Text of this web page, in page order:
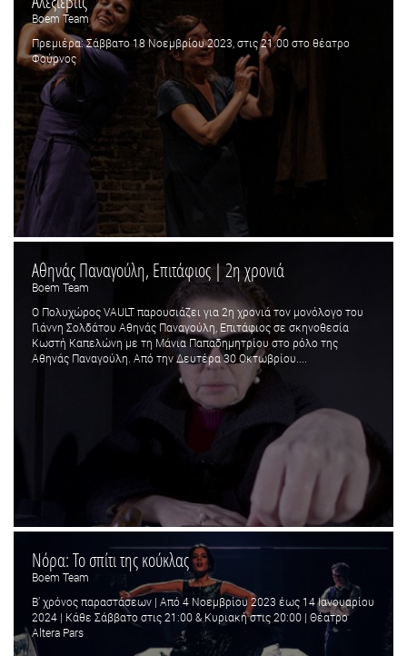
Boem Team
Πρεμιέρα: Σάββατο 18 Νοεμβρίου 2023, στις 21.00 στο θέατρο
Φούρνος
Αθηνάς Παναγούλη, Επιτάφιος | 2η χρονιά
Boem Team
Ο Πολυχώρος VAULT παρουσιάζει για 2η χρονιά τον μονόλογο του
Γιάννη Σολδάτου Αθηνάς Παναγούλη, Επιτάφιος σε σκηνοθεσία
Κωστή Καπελώνη με τη Μάνια Παπαδημητρίου στο ρόλο της
Αθηνάς Παναγούλη. Από την Δευτέρα 30 Οκτωβρίου....
Νόρα: Το σπίτι της κούκλας
Boem Team
Β’ χρόνος παραστάσεων | Από 4 Νοεμβρίου 2023 έως 14 Ιανουαρίου
2024 | Κάθε Σάββατο στις 21:00 & Κυριακή στις 20:00 | Θέατρο
Altera Pars